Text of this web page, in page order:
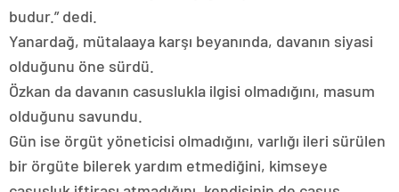
budur.” dedi.
Yanardağ, mütalaaya karşı beyanında, davanın siyasi
olduğunu öne sürdü.
Özkan da davanın casuslukla ilgisi olmadığını, masum
olduğunu savundu.
Gün ise örgüt yöneticisi olmadığını, varlığı ileri sürülen
bir örgüte bilerek yardım etmediğini, kimseye